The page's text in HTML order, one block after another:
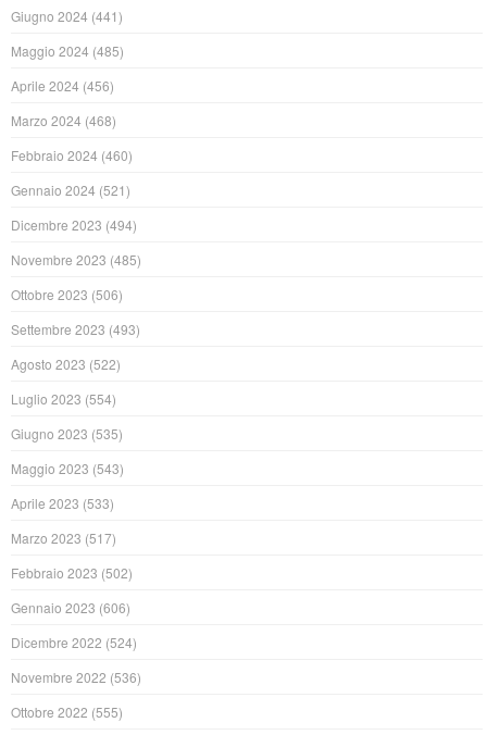
Giugno 2024 (441)
Maggio 2024 (485)
Aprile 2024 (456)
Marzo 2024 (468)
Febbraio 2024 (460)
Gennaio 2024 (521)
Dicembre 2023 (494)
Novembre 2023 (485)
Ottobre 2023 (506)
Settembre 2023 (493)
Agosto 2023 (522)
Luglio 2023 (554)
Giugno 2023 (535)
Maggio 2023 (543)
Aprile 2023 (533)
Marzo 2023 (517)
Febbraio 2023 (502)
Gennaio 2023 (606)
Dicembre 2022 (524)
Novembre 2022 (536)
Ottobre 2022 (555)